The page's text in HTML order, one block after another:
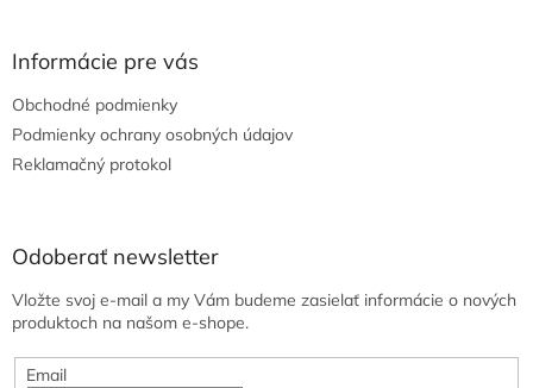
Informácie pre vás
Obchodné podmienky
Podmienky ochrany osobných údajov
Reklamačný protokol
Odoberať newsletter
Vložte svoj e-mail a my Vám budeme zasielať informácie o nových
produktoch na našom e-shope.
Email